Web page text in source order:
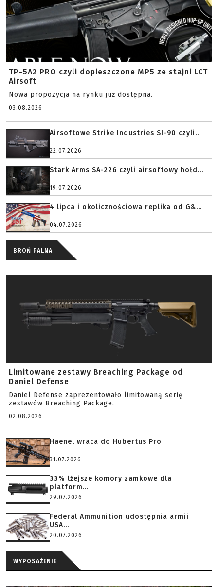
TP-5A2 PRO czyli dopieszczone MP5 ze stajni LCT
Airsoft
Nowa propozycja na rynku już dostępna.
03.08.2026
Airsoftowe Strike Industries SI-90 czyli...
22.07.2026
Stark Arms SA-226 czyli airsoftowy hołd...
19.07.2026
4 lipca i okolicznościowa replika od G&...
04.07.2026
BROŃ PALNA
Limitowane zestawy Breaching Package od
Daniel Defense
Daniel Defense zaprezentowało limitowaną serię
zestawów Breaching Package.
02.08.2026
Haenel wraca do Hubertus Pro
31.07.2026
33% lżejsze komory zamkowe dla
platform...
29.07.2026
Federal Ammunition udostępnia armii
USA...
20.07.2026
WYPOSAŻENIE